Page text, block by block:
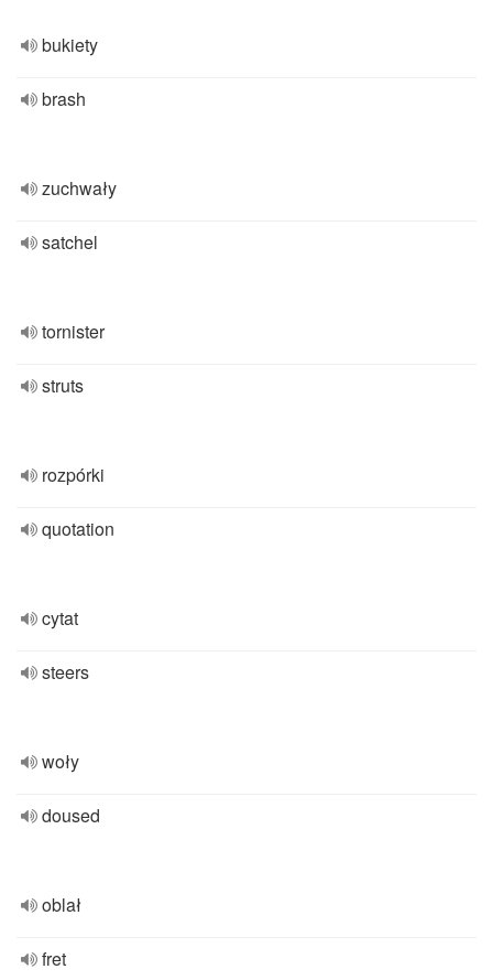
bukiety
brash
zuchwały
satchel
tornister
struts
rozpórki
quotation
cytat
steers
woły
doused
oblał
fret